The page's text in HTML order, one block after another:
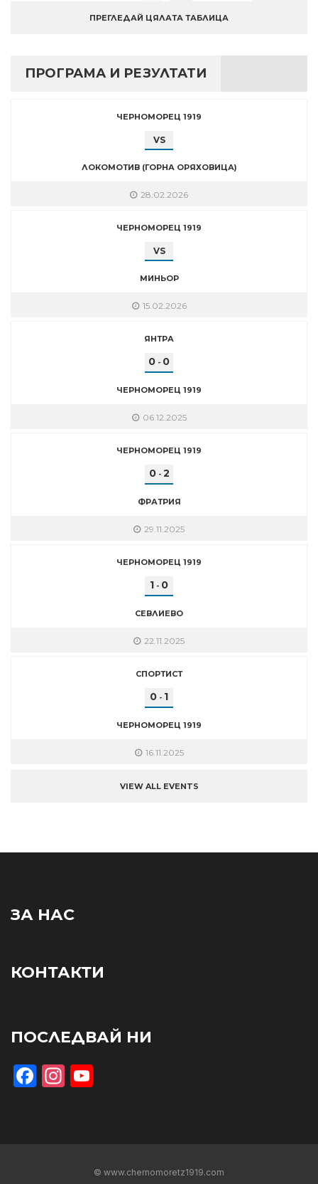
ПРЕГЛЕДАЙ ЦЯЛАТА ТАБЛИЦА
ПРОГРАМА И РЕЗУЛТАТИ
ЧЕРНОМОРЕЦ 1919
VS
ЛОКОМОТИВ (ГОРНА ОРЯХОВИЦА)
28.02.2026
ЧЕРНОМОРЕЦ 1919
VS
МИНЬОР
15.02.2026
ЯНТРА
0 - 0
ЧЕРНОМОРЕЦ 1919
06.12.2025
ЧЕРНОМОРЕЦ 1919
0- 2
ФРАТРИЯ
29.11.2025
ЧЕРНОМОРЕЦ 1919
1 - 0
СЕВЛИЕВО
22.11.2025
СПОРТИСТ
0 - 1
ЧЕРНОМОРЕЦ 1919
16.11.2025
VIEW ALL EVENTS
ЗА НАС
КОНТАКТИ
ПОСЛЕДВАЙ НИ
Facebook
Instagram
© www.chernomoretz1919.com